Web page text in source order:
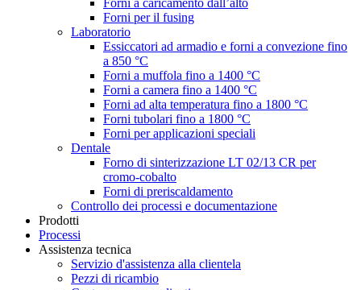
Forni a caricamento dall’alto
Forni per il fusing
Laboratorio
Essiccatori ad armadio e forni a convezione fino
a 850 °C
Forni a muffola fino a 1400 °C
Forni a camera fino a 1400 °C
Forni ad alta temperatura fino a 1800 °C
Forni tubolari fino a 1800 °C
Forni per applicazioni speciali
Dentale
Forno di sinterizzazione LT 02/13 CR per
cromo-cobalto
Forni di preriscaldamento
Controllo dei processi e documentazione
Prodotti
Processi
Assistenza tecnica
Servizio d'assistenza alla clientela
Pezzi di ricambio